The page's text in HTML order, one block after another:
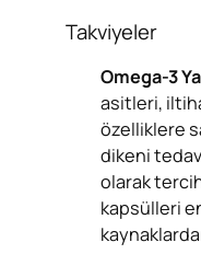
Takviyeler
Omega-3
asitleri,
özelliklere
dikeni
olarak
kapsülleri